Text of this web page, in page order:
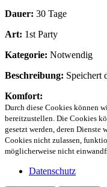
Dauer: 30 Tage
Art: 1st Party
Kategorie: Notwendig
Beschreibung: Speichert
Komfort:
Durch diese Cookies können
bereitzustellen. Die Cookies
gesetzt werden, deren Dienste
Cookies nicht zulassen,
möglicherweise nicht
Datenschutz